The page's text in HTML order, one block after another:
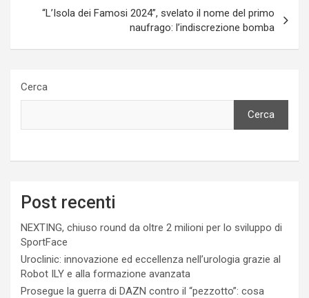
“L’Isola dei Famosi 2024”, svelato il nome del primo
naufrago: l’indiscrezione bomba
Cerca
Cerca
Post recenti
NEXTING, chiuso round da oltre 2 milioni per lo sviluppo di
SportFace
Uroclinic: innovazione ed eccellenza nell’urologia grazie al
Robot ILY e alla formazione avanzata
Prosegue la guerra di DAZN contro il “pezzotto”: cosa